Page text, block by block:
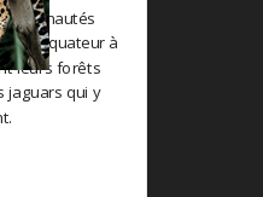
et d'Équateur à
leurs forêts
jaguars qui y